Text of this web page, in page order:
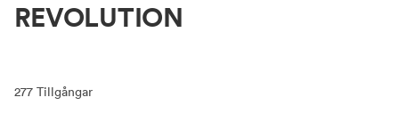
REVOLUTION
277 Tillgångar